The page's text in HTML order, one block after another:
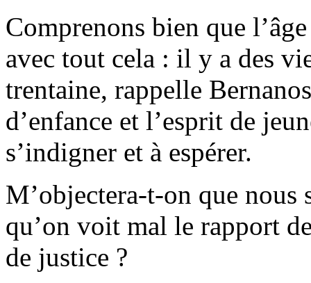
Comprenons bien que
avec tout cela : il y a des
trentaine, rappelle
d’enfance et l’esprit de
s’indigner et à espérer.
M’objectera-t-on que nous
qu’on voit mal le rapport
de justice ?